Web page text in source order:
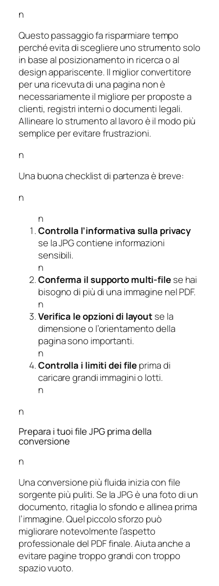
n
Questo passaggio fa risparmiare tempo
perché evita di scegliere uno strumento solo
in base al posizionamento in ricerca o al
design appariscente. Il miglior convertitore
per una ricevuta di una pagina non è
necessariamente il migliore per proposte a
clienti, registri interni o documenti legali.
Allineare lo strumento al lavoro è il modo più
semplice per evitare frustrazioni.
n
Una buona checklist di partenza è breve:
n
n
Controlla l’informativa sulla privacy
se la JPG contiene informazioni
sensibili.
n
Conferma il supporto multi-filese hai
bisogno di più di una immagine nel PDF.
n
Verifica le opzioni di layoutse la
dimensione o l’orientamento della
pagina sono importanti.
n
Controlla i limiti dei fileprima di
caricare grandi immagini o lotti.
n
n
Prepara i tuoi file JPG prima della
conversione
n
Una conversione più fluida inizia con file
sorgente più puliti. Se la JPG è una foto di un
documento, ritaglia lo sfondo e allinea prima
l’immagine. Quel piccolo sforzo può
migliorare notevolmente l’aspetto
professionale del PDF finale. Aiuta anche a
evitare pagine troppo grandi con troppo
spazio vuoto.